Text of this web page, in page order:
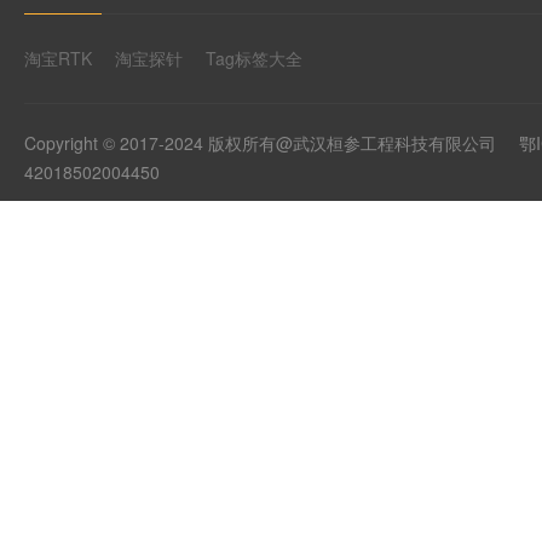
淘宝RTK 淘宝探针 Tag标签大全
Copyright © 2017-2024 版权所有@武汉桓参工程科技有限公司
鄂
42018502004450